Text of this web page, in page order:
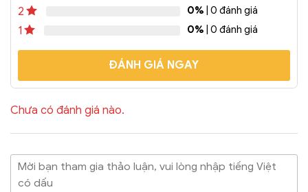
thực phẩm...
2 0% | 0 đánh giá
1 0% | 0 đánh giá
ĐÁNH GIÁ NGAY
Chưa có đánh giá nào.